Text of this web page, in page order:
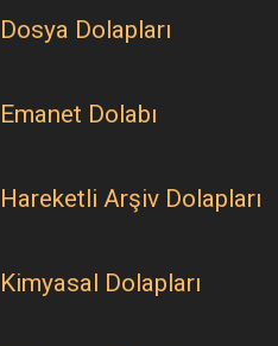
Dosya Dolapları
Emanet Dolabı
Hareketli Arşiv Dolapları
Kimyasal Dolapları